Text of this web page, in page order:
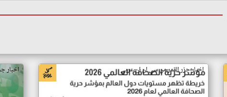
اخبار جزر القمر من سي ان ان عربي اخبار